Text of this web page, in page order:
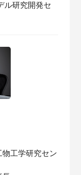
ル研究開発セ
工学研究セン